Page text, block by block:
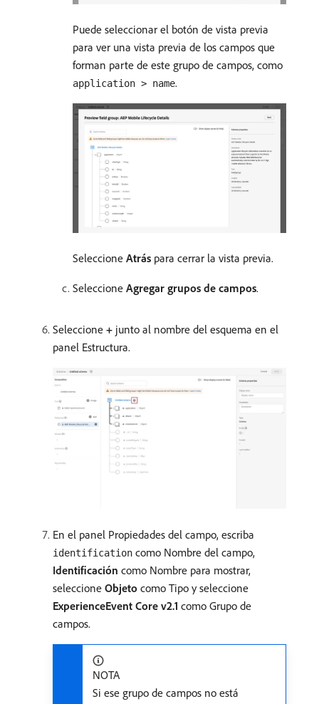
Puede seleccionar el botón de vista previa
para ver una vista previa de los campos que
forman parte de este grupo de campos, como
application > name.
Seleccione Atrás para cerrar la vista previa.
Seleccione Agregar grupos de campos.
Seleccione + junto al nombre del esquema en el
panel Estructura.
En el panel Propiedades del campo, escriba
identification como Nombre del campo,
Identificación como Nombre para mostrar,
seleccione Objeto como Tipo y seleccione
ExperienceEvent Core v2.1 como Grupo de
campos.
NOTA
Si ese grupo de campos no está